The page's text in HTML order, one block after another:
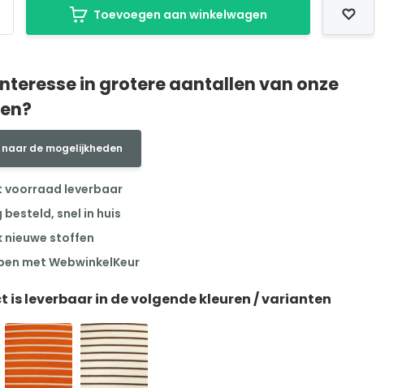
Toevoegen aan winkelwagen
in grotere aantallen van onze
de mogelijkheden
voorraad leverbaar
snel in huis
nieuwe stoffen
met WebwinkelKeur
is leverbaar in de volgende kleuren / varianten